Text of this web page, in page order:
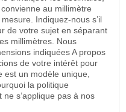
au millimètre
Indiquez-nous s’il
de votre sujet en séparant
millimètres. Nous
indiquées A propos
de votre intérêt pour
un modèle unique,
la politique
s’applique pas à nos